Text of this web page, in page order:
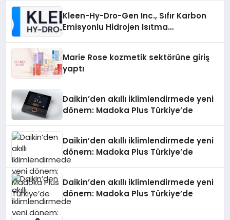
Kleen-Hy-Dro-Gen Inc., Sıfır Karbon
Emisyonlu Hidrojen Isıtma
Marie Rose kozmetik sektörüne giriş
yaptı
Daikin’den akıllı iklimlendirmede yeni
dönem: Madoka Plus Türkiye’de
Daikin’den akıllı iklimlendirmede yeni
dönem: Madoka Plus Türkiye’de
Daikin’den akıllı iklimlendirmede yeni
dönem: Madoka Plus Türkiye’de